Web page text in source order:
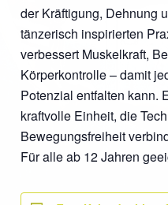
der Kräftigung, Dehnung
tänzerisch inspirierten
verbessert Muskelkraft,
Körperkontrolle – damit
Potenzial entfalten kann.
kraftvolle Einheit, die
Bewegungsfreiheit
Für alle ab 12 Jahren